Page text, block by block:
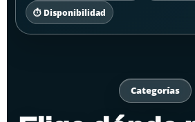
⏱️ Disponibilidad
Categorías